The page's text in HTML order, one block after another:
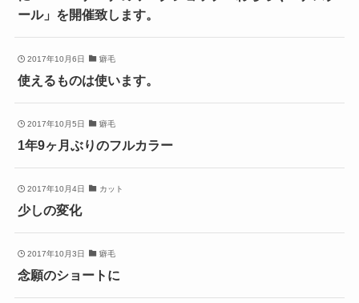
ール」を開催致します。
2017年10月6日 癖毛
使えるものは使います。
2017年10月5日 癖毛
1年9ヶ月ぶりのフルカラー
2017年10月4日 カット
少しの変化
2017年10月3日 癖毛
念願のショートに